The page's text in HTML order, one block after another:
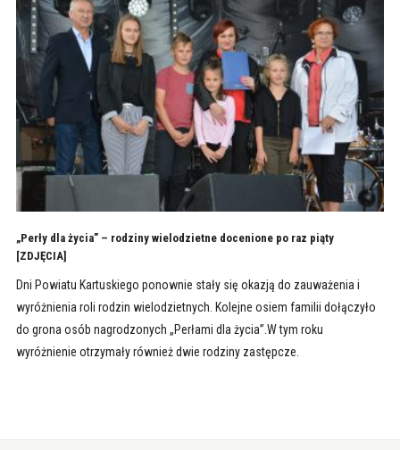
„Perły dla życia” – rodziny wielodzietne docenione po raz piąty
[ZDJĘCIA]
Dni Powiatu Kartuskiego ponownie stały się okazją do zauważenia i
wyróżnienia roli rodzin wielodzietnych. Kolejne osiem familii dołączyło
do grona osób nagrodzonych „Perłami dla życia”.W tym roku
wyróżnienie otrzymały również dwie rodziny zastępcze.